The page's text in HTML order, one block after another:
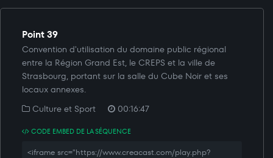
Point 39
Convention d'utilisation du domaine public régional
entre la Région Grand Est, le CREPS et la ville de
Strasbourg, portant sur la salle du Cube Noir et ses
locaux annexes.
Culture et Sport
00:16:47
CODE EMBED DE LA SÉQUENCE
<iframe src="https://www.creacast.com/play.php?